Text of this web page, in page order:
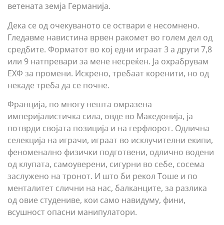
ветената земја Германија.
Дека се од очекуваното се оствари е несомнено.
Гледавме навистина врвен ракомет во голем дел од
средбите. Форматот во кој едни играат 3 а други 7,8
или 9 натпревари за мене несреќен. Ја охрабрувам
ЕХФ за промени. Искрено, требаат коренити, но од
некаде треба да се почне.
Франција, по многу нешта омразена
империјалистичка сила, овде во Македонија, ја
потврди својата позиција и на герфлорот. Одлична
селекција на играчи, играат во исклучителни екипи,
феноменално физички подготвени, одлично водени
од клупата, самоуверени, сигурни во себе, сосема
заслужено на тронот. И што би рекол Тоше и по
менталитет слични на нас, балканците, за разлика
од овие студениве, кои само навидуму, фини,
всушност опасни манипулатори.